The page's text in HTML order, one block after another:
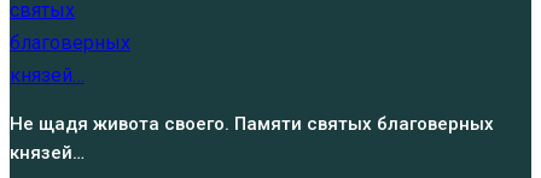
Не щадя живота своего. Памяти святых благоверных
князей…